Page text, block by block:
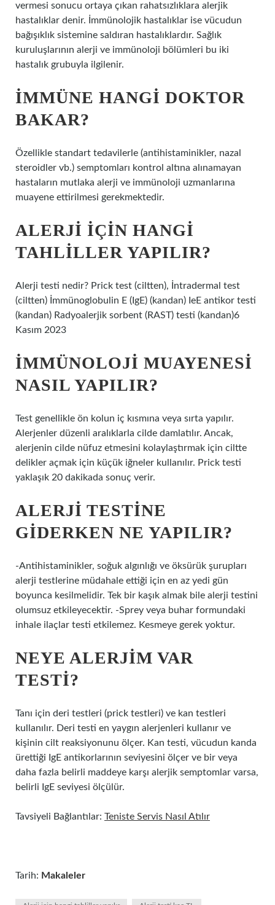
vermesi sonucu ortaya çıkan rahatsızlıklara alerjik
hastalıklar denir. İmmünolojik hastalıklar ise vücudun
bağışıklık sistemine saldıran hastalıklardır. Sağlık
kuruluşlarının alerji ve immünoloji bölümleri bu iki
hastalık grubuyla ilgilenir.
İMMÜNE HANGI DOKTOR
BAKAR?
Özellikle standart tedavilerle (antihistaminikler, nazal
steroidler vb.) semptomları kontrol altına alınamayan
hastaların mutlaka alerji ve immünoloji uzmanlarına
muayene ettirilmesi gerekmektedir.
ALERJI IÇIN HANGI
TAHLILLER YAPILIR?
Alerji testi nedir? Prick test (ciltten), İntradermal test
(ciltten) İmmünoglobulin E (IgE) (kandan) IeE antikor testi
(kandan) Radyoalerjik sorbent (RAST) testi (kandan)6
Kasım 2023
İMMÜNOLOJI MUAYENESI
NASIL YAPILIR?
Test genellikle ön kolun iç kısmına veya sırta yapılır.
Alerjenler düzenli aralıklarla cilde damlatılır. Ancak,
alerjenin cilde nüfuz etmesini kolaylaştırmak için ciltte
delikler açmak için küçük iğneler kullanılır. Prick testi
yaklaşık 20 dakikada sonuç verir.
ALERJI TESTINE
GIDERKEN NE YAPILIR?
-Antihistaminikler, soğuk algınlığı ve öksürük şurupları
alerji testlerine müdahale ettiği için en az yedi gün
boyunca kesilmelidir. Tek bir kaşık almak bile alerji testini
olumsuz etkileyecektir. -Sprey veya buhar formundaki
inhale ilaçlar testi etkilemez. Kesmeye gerek yoktur.
NEYE ALERJIM VAR
TESTI?
Tanı için deri testleri (prick testleri) ve kan testleri
kullanılır. Deri testi en yaygın alerjenleri kullanır ve
kişinin cilt reaksiyonunu ölçer. Kan testi, vücudun kanda
ürettiği IgE antikorlarının seviyesini ölçer ve bir veya
daha fazla belirli maddeye karşı alerjik semptomlar varsa,
belirli IgE seviyesi ölçülür.
Tavsiyeli Bağlantılar: Teniste Servis Nasıl Atılır
Tarih: Makaleler